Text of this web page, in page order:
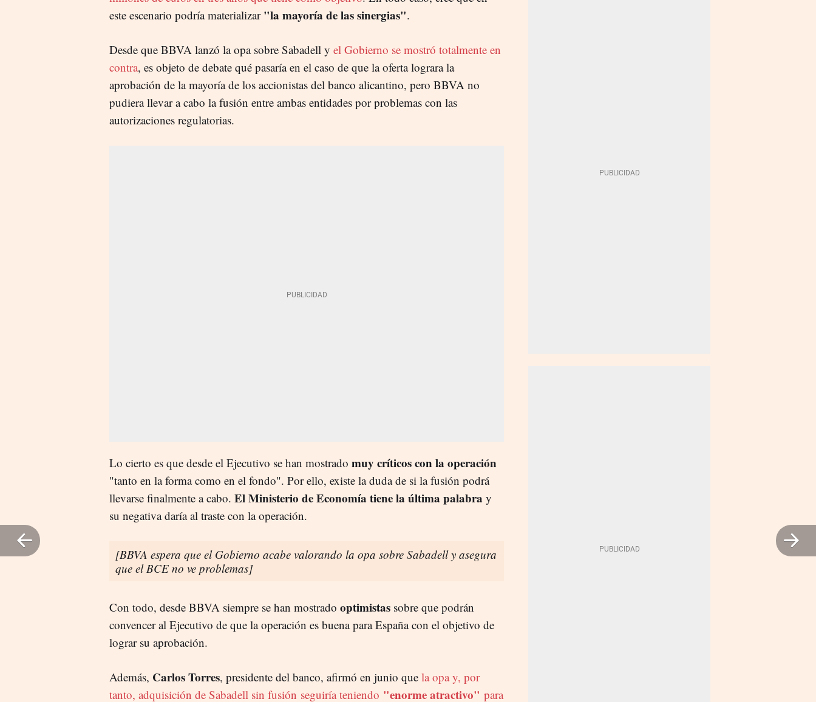
este escenario podría materializar "la mayoría de las sinergias".
Desde que BBVA lanzó la opa sobre Sabadell y el Gobierno se mostró totalmente en
contra, es objeto de debate qué pasaría en el caso de que la oferta lograra la
aprobación de la mayoría de los accionistas del banco alicantino, pero BBVA no
pudiera llevar a cabo la fusión entre ambas entidades por problemas con las
autorizaciones regulatorias.
Lo cierto es que desde el Ejecutivo se han mostrado muy críticos con la operación
"tanto en la forma como en el fondo". Por ello, existe la duda de si la fusión podrá
llevarse finalmente a cabo. El Ministerio de Economía tiene la última palabra y
su negativa daría al traste con la operación.
[BBVA espera que el Gobierno acabe valorando la opa sobre Sabadell y asegura
que el BCE no ve problemas]
Con todo, desde BBVA siempre se han mostrado optimistas sobre que podrán
convencer al Ejecutivo de que la operación es buena para España con el objetivo de
lograr su aprobación.
Además, Carlos Torres, presidente del banco, afirmó en junio que la opa y, por
tanto, adquisición de Sabadell sin fusión seguiría teniendo "enorme atractivo" para